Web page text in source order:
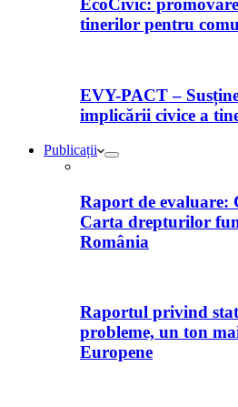
EcoCivic:
tinerilor pentru
EVY-PACT –
implicării civice a
Publicații
Raport de evaluare:
Carta drepturilor
România
Raportul privind
probleme, un ton
Europene